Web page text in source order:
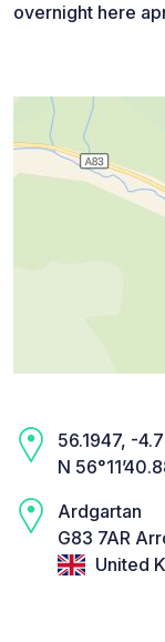
overnight here
56.1947, -
N
Ardgartan
G83 7AR
United